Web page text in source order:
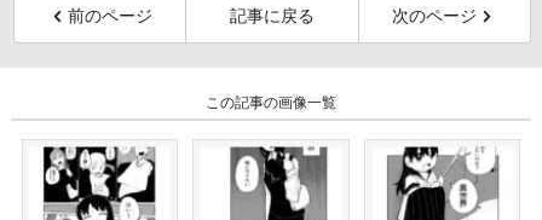
前のページ 記事に戻る 次のページ
この記事の画像一覧